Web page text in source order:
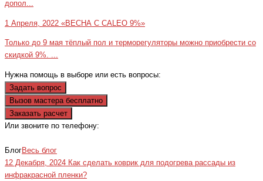
допол...
1 Апреля, 2022 «ВЕСНА С CALEO 9%»
Только до 9 мая тёплый пол и терморегуляторы можно приобрести со
скидкой 9%. ...
Нужна помощь в выборе или есть вопросы:
Задать вопрос
Вызов мастера бесплатно
Заказать расчет
Или звоните по телефону:
БлогВесь блог
12 Декабря, 2024 Как сделать коврик для подогрева рассады из
инфракрасной пленки?